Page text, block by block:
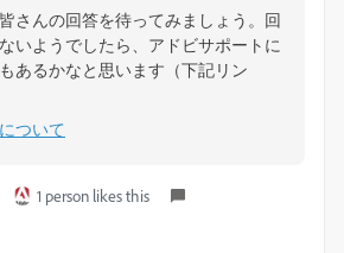
さんの回答を待ってみましょう。回
いようでしたら、アドビサポートに
あるかなと思います（下記リン
ついて
1 person likes this